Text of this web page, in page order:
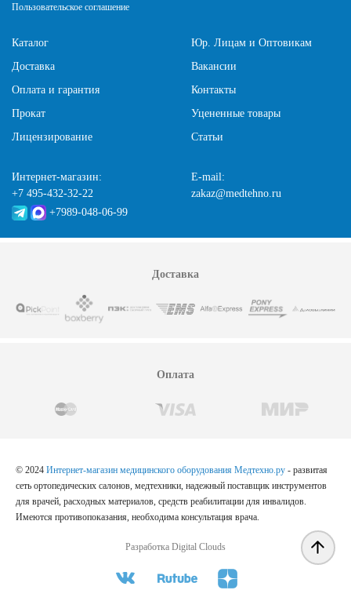
Пользовательское соглашение
Каталог
Доставка
Оплата и гарантия
Прокат
Лицензирование
Юр. Лицам и Оптовикам
Вакансии
Контакты
Уцененные товары
Статьи
Интернет-магазин:
+7 495-432-32-22
+7989-048-06-99
E-mail:
zakaz@medtehno.ru
Доставка
Оплата
© 2024 Интернет-магазин медицинского оборудования Медтехно.ру - развитая
сеть ортопедических салонов, медтехники, надежный поставщик инструментов
для врачей, расходных материалов, средств реабилитации для инвалидов.
Имеются противопоказания, необходима консультация врача.
Разработка Digital Clouds